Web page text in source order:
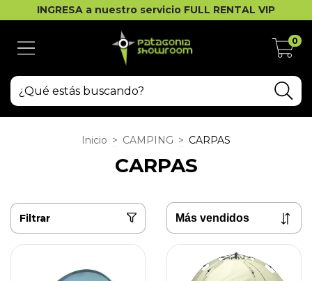
INGRESA a nuestro servicio FULL RENTAL VIP
0
Inicio > CAMPING > CARPAS
CARPAS
Filtrar